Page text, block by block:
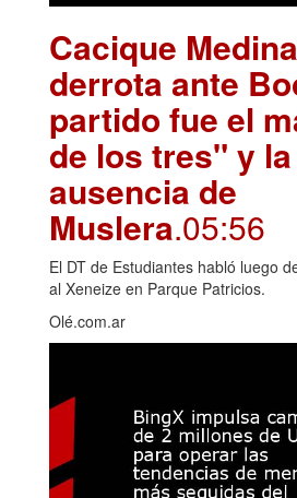
Cacique
derrota ante
partido fue el
de los tres" y la
ausencia de
Muslera.05:56
El DT de Estudiantes habló luego
al Xeneize en Parque Patricios.
Olé.com.ar